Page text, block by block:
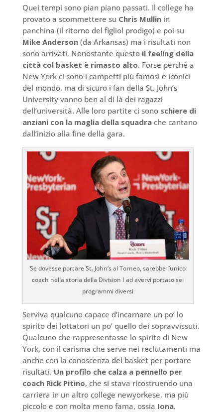
Quei tempi sono pian piano passati. Il college ha
provato a scommettere su Chris Mullinin
panchina (il ritorno del figliol prodigo) e poi su
Mike Anderson(da Arkansas) ma i risultati non
sono arrivati. Nonostante questo il feeling della
città col basket è rimasto alto. Forse perché a
New York ci sono i campetti più famosi e iconici
del mondo, ma di sicuro i fan della St. John’s
University vanno ben al di là dei ragazzi
dell’università. Alle loro partite ci sono schiere di
anziani con la maglia della squadrache cantano
dall’inizio alla fine della gara.
Se dovesse portare St. John’s al Torneo, sarebbe l’unico
coach nella storia della Division I ad avervi portato sei
programmi diversi
Serviva qualcuno capace d’incarnare un po’ lo
spirito dei lottatori un po’ quello dei sopravvissuti.
Qualcuno che rappresentasse lo spirito di New
York, con il carisma che serve nei reclutamenti ma
anche con la conoscenza del basket per portare
risultati. Un profilo che calza a pennello per
coach Rick Pitino, che si stava ricostruendo una
carriera in un altro college newyorkese, ma più
piccolo e con molta meno fama, ossia Iona.